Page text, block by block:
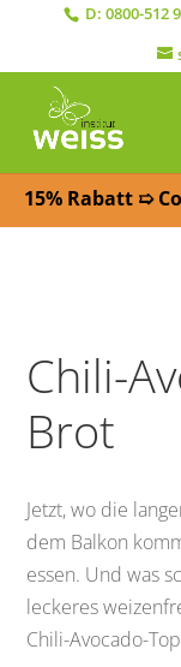
D: 0800-512
15% Rabatt ➯
Chili-
Brot
Jetzt, wo die
dem Balkon
essen. Und was
leckeres
Chili-Avocado-